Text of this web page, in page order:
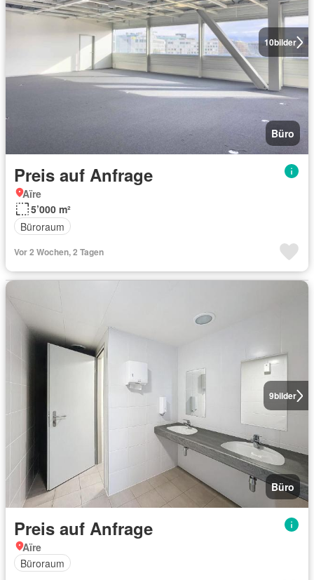
10bilder
Büro
Preis auf Anfrage
Aïre
5’000 m²
Büroraum
Vor 2 Wochen, 2 Tagen
9bilder
Büro
Preis auf Anfrage
Aïre
Büroraum